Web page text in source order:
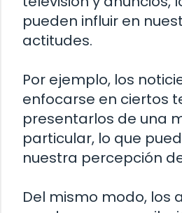
pueden influir en
actitudes.
Por ejemplo, los
enfocarse en ciertos
presentarlos de una
particular, lo que
nuestra percepción
Del mismo modo, los